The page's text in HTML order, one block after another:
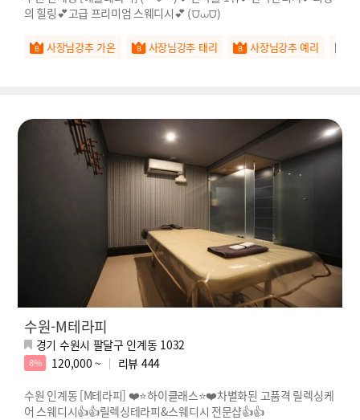
의 힐링💕고급 프리미엄 스웨디시💕 (⩌⩊⩌)
사장님강추 가온 사장님강추 태리 사장님강추 예리
수원-M테라피
경기 수원시 팔달구 인계동 1032
8% 120,000 ~ 리뷰 444
수원 인계동 [M테라피] ❤️⭐하이클래스⭐❤️차별화된 고품격 릴렉싱케
어 스웨디시👍👍릴렉싱테라피&스웨디시 전문샵👍👍